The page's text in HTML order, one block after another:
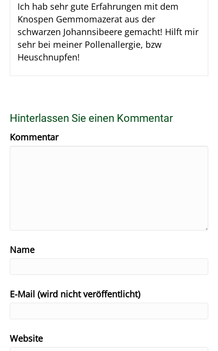
Ich hab sehr gute Erfahrungen mit dem
Knospen Gemmomazerat aus der
schwarzen Johannsibeere gemacht! Hilft mir
sehr bei meiner Pollenallergie, bzw
Heuschnupfen!
Hinterlassen Sie einen Kommentar
Kommentar
Name
E-Mail (wird nicht veröffentlicht)
Website